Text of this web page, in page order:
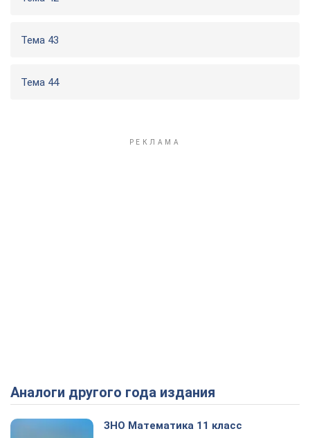
Тема 43
Тема 44
Аналоги другого года издания
ЗНО Математика 11 класс